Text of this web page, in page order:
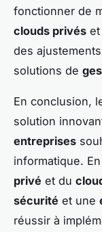
fonctionner de
clouds privés et
des
solutions de
En conclusion,
solution
entreprises
informatique.
privé et du
sécurité et une
réussir à